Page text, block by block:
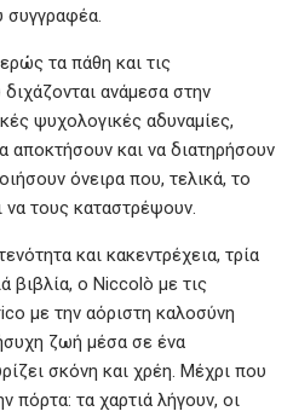
συγγραφέα.
τα πάθη και τις
ανάμεσα στην
ψυχολογικές αδυναμίες,
αποκτήσουν και να διατηρήσουν
όνειρα που, τελικά, το
να τους καταστρέψουν.
και κακεντρέχεια, τρία
βιβλία, ο Niccolò με τις
με την αόριστη καλοσύνη
ζωή μέσα σε ένα
σκόνη και χρέη. Μέχρι που
πόρτα: τα χαρτιά λήγουν, οι